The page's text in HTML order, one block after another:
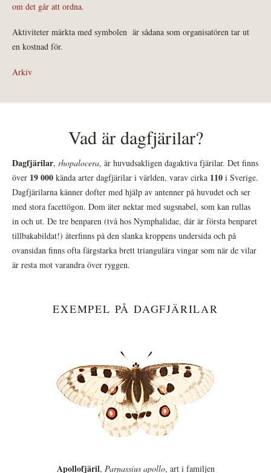
om det går att ordna.
Aktiviteter märkta med symbolen är sådana som organisatören tar ut
en kostnad för.
Arkiv
Vad är dagfjärilar?
Dagfjärilar, rhopalocera, är huvudsakligen dagaktiva fjärilar. Det finns
över 19 000 kända arter dagfjärilar i världen, varav cirka 110 i Sverige.
Dagfjärilarna känner dofter med hjälp av antenner på huvudet och ser
med stora facettögon. Dom äter nektar med sugsnabel, som kan rullas
in och ut. De tre benparen (två hos Nymphalidae, där är första benparet
tillbakabildat!) återfinns på den slanka kroppens undersida och på
ovansidan finns ofta färgstarka brett triangulära vingar som när de vilar
är resta mot varandra över ryggen.
EXEMPEL PÅ DAGFJÄRILAR
Apollofjäril, Parnassius apollo, art i familjen